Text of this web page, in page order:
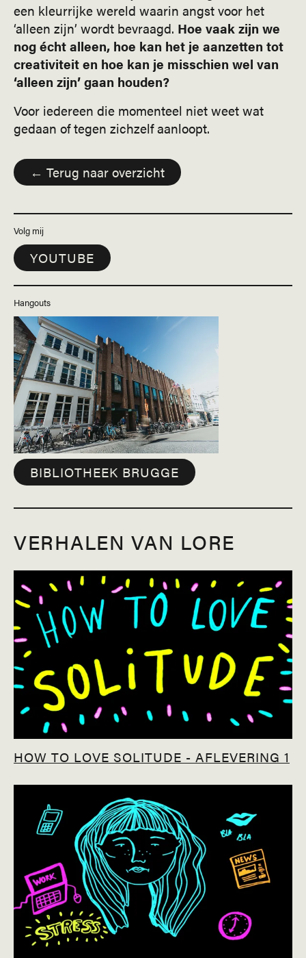
een kleurrijke wereld waarin angst voor het
‘alleen zijn’ wordt bevraagd. Hoe vaak zijn we
nog écht alleen, hoe kan het je aanzetten tot
creativiteit en hoe kan je misschien wel van
‘alleen zijn’ gaan houden?
Voor iedereen die momenteel niet weet wat
gedaan of tegen zichzelf aanloopt.
← Terug naar overzicht
Volg mij
YOUTUBE
Hangouts
BIBLIOTHEEK BRUGGE
VERHALEN VAN LORE
HOW TO LOVE SOLITUDE - AFLEVERING 1